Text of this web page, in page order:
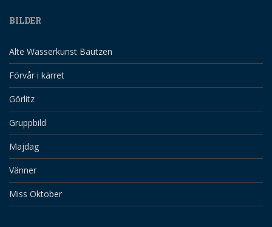
BILDER
Alte Wasserkunst Bautzen
Förvår i kärret
Görlitz
Gruppbild
Majdag
Vänner
Miss Oktober